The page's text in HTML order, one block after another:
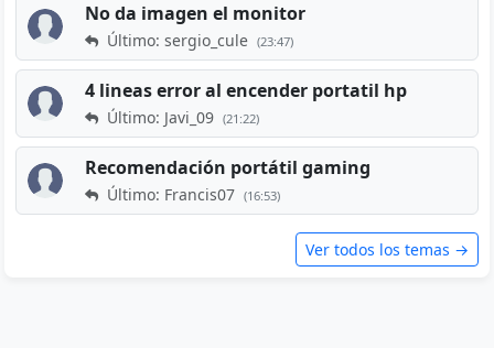
No da imagen el monitor
Último: sergio_cule (23:47)
4 lineas error al encender portatil hp
Último: Javi_09 (21:22)
Recomendación portátil gaming
Último: Francis07 (16:53)
Ver todos los temas →